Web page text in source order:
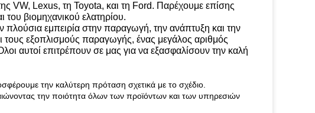
VW, Lexus, τη Toyota, και τη Ford. Παρέχουμε επίσης
βιομηχανικού ελατηρίου.
εμπειρία στην παραγωγή, την ανάπτυξη και την
εξοπλισμούς παραγωγής, ένας μεγάλος αριθμός
αυτοί επιτρέπουν σε μας για να εξασφαλίσουν την καλή
την καλύτερη πρόταση σχετικά με το σχέδιο.
την ποιότητα όλων των προϊόντων και των υπηρεσιών